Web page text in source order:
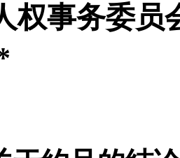
权事务委员